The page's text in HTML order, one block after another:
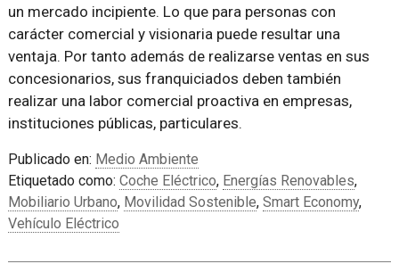
un mercado incipiente. Lo que para personas con
carácter comercial y visionaria puede resultar una
ventaja. Por tanto además de realizarse ventas en sus
concesionarios, sus franquiciados deben también
realizar una labor comercial proactiva en empresas,
instituciones públicas, particulares.
Publicado en: Medio Ambiente
Etiquetado como: Coche Eléctrico, Energías Renovables,
Mobiliario Urbano, Movilidad Sostenible, Smart Economy,
Vehículo Eléctrico